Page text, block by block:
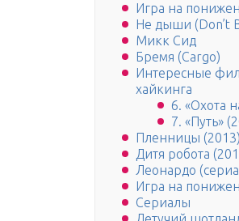
Игра на
Не дыши (Don’t
Микк Сид
Бремя (Cargo)
Интересные
хайкинга
6. «Охота
7. «Путь»
Пленницы (2013)
Дитя робота
Леонардо
Игра на
Сериалы